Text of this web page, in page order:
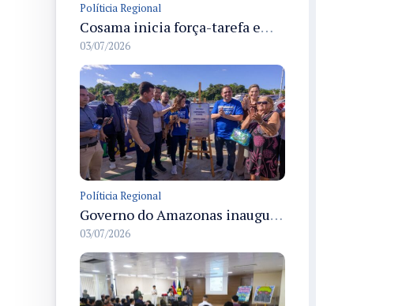
Políticia Regional
Cosama inicia força-tarefa em Anamã para fortalecer abastecimento de água e segurança hídrica da população
03/07/2026
Políticia Regional
Governo do Amazonas inaugura primeiro Castramóvel Fluvial para atendimento veterinário às comunidades ribeirinhas e castração gratuita
03/07/2026